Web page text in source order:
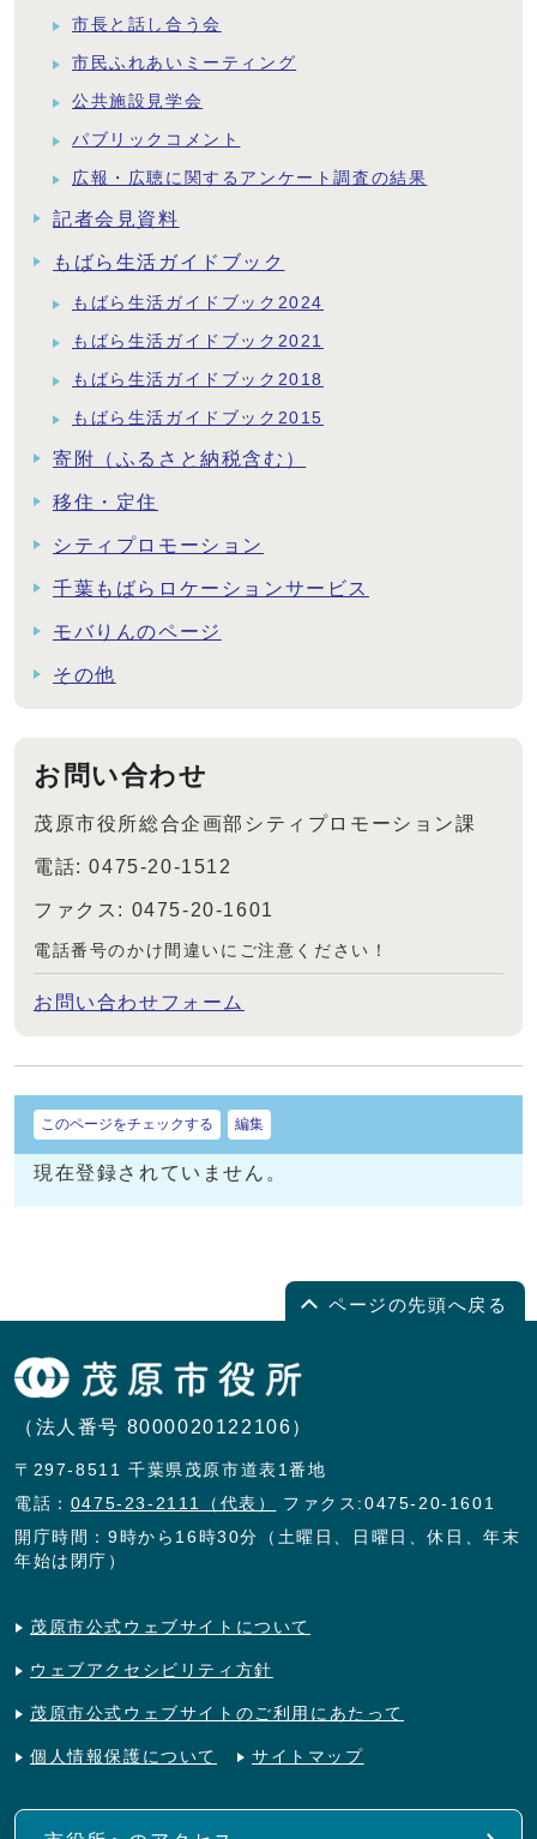
市長と話し合う会
市民ふれあいミーティング
公共施設見学会
パブリックコメント
広報・広聴に関するアンケート調査の結果
記者会見資料
もばら生活ガイドブック
もばら生活ガイドブック2024
もばら生活ガイドブック2021
もばら生活ガイドブック2018
もばら生活ガイドブック2015
寄附（ふるさと納税含む）
移住・定住
シティプロモーション
千葉もばらロケーションサービス
モバりんのページ
その他
お問い合わせ
茂原市役所総合企画部シティプロモーション課
電話: 0475-20-1512
ファクス: 0475-20-1601
電話番号のかけ間違いにご注意ください！
お問い合わせフォーム
このページをチェックする 編集
現在登録されていません。
ページの先頭へ戻る
（法人番号 8000020122106）
〒297-8511 千葉県茂原市道表1番地
電話： 0475-23-2111（代表）
ファクス:0475-20-1601
開庁時間：9時から16時30分（土曜日、日曜日、休日、年末
年始は閉庁）
茂原市公式ウェブサイトについて
ウェブアクセシビリティ方針
茂原市公式ウェブサイトのご利用にあたって
個人情報保護について サイトマップ